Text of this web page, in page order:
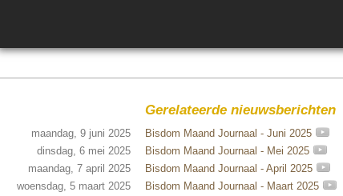
Gerelateerde nieuwsberichten
maandag, 9 juni 2025
Bisdom Maand Journaal - Juni 2025
dinsdag, 6 mei 2025
Bisdom Maand Journaal - Mei 2025
maandag, 7 april 2025
Bisdom Maand Journaal - April 2025
woensdag, 5 maart 2025
Bisdom Maand Journaal - Maart 2025